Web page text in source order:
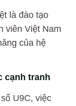
là đào tạo
viên Việt Nam
của hệ
cạnh tranh
U9C, việc